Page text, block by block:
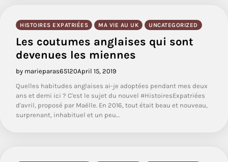
HISTOIRES EXPATRIÉES MA VIE AU UK UNCATEGORIZED
Les coutumes anglaises qui sont
devenues les miennes
by marieparas65120April 15, 2019
Quelles habitudes anglaises ai-je adoptées pendant mes deux
ans et demi ici ? C'est le sujet du nouvel #HistoiresExpatriées
d'avril, proposé par Maëlle. En 2016, tout était beau et nouveau,
surprenant, inhabituel et un peu…